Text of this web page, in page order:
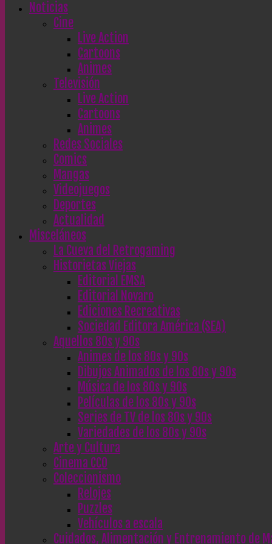
Noticias
Cine
Live Action
Cartoons
Animes
Televisión
Live Action
Cartoons
Animes
Redes Sociales
Comics
Mangas
Videojuegos
Deportes
Actualidad
Misceláneos
La Cueva del Retrogaming
Historietas Viejas
Editorial EMSA
Editorial Novaro
Ediciones Recreativas
Sociedad Editora América (SEA)
Aquellos 80s y 90s
Animes de los 80s y 90s
Dibujos Animados de los 80s y 90s
Música de los 80s y 90s
Películas de los 80s y 90s
Series de TV de los 80s y 90s
Variedades de los 80s y 90s
Arte y Cultura
Cinema CC0
Coleccionismo
Relojes
Puzzles
Vehículos a escala
Cuidados, Alimentación y Entrenamiento de